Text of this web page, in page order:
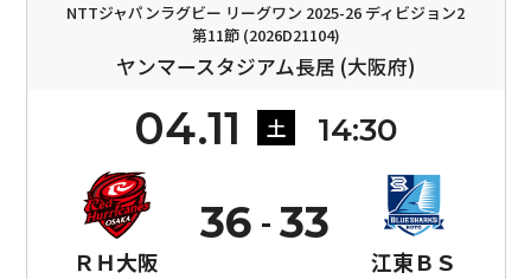
NTTジャパンラグビー リーグワン 2025-26 ディビジョン2
第11節 (2026D21104)
ヤンマースタジアム長居 (大阪府)
04.11 土 14:30
ＲＨ大阪
36
江東ＢＳ
33